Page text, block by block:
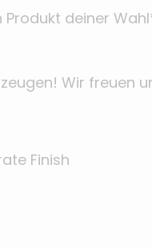
Produkt deiner
Wir freuen
Finish